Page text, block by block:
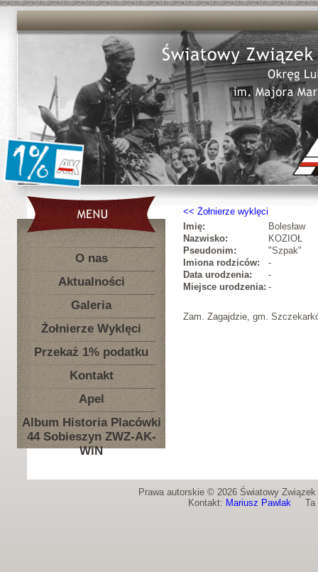
O nas
Aktualności
Galeria
Żołnierze Wyklęci
Przekaż 1% podatku
Kontakt
Apel
Album Historia Placówki
44 Sobieszyn ZWZ-AK-
WiN
Żołnierze wyklęci
Imię:
Bolesław
Nazwisko:
KOZIOŁ
Pseudonim:
"Szpak"
Imiona rodziców:
-
Data urodzenia:
-
Miejsce urodzenia: -
Zam. Zagajdzie, gm.
Prawa autorskie © 2026 Światowy
Kontakt: Mariusz PawlakTa